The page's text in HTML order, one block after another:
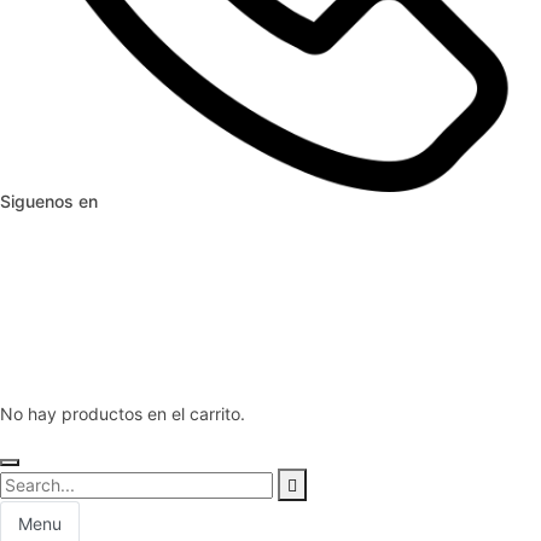
Siguenos en
No hay productos en el carrito.
Menu